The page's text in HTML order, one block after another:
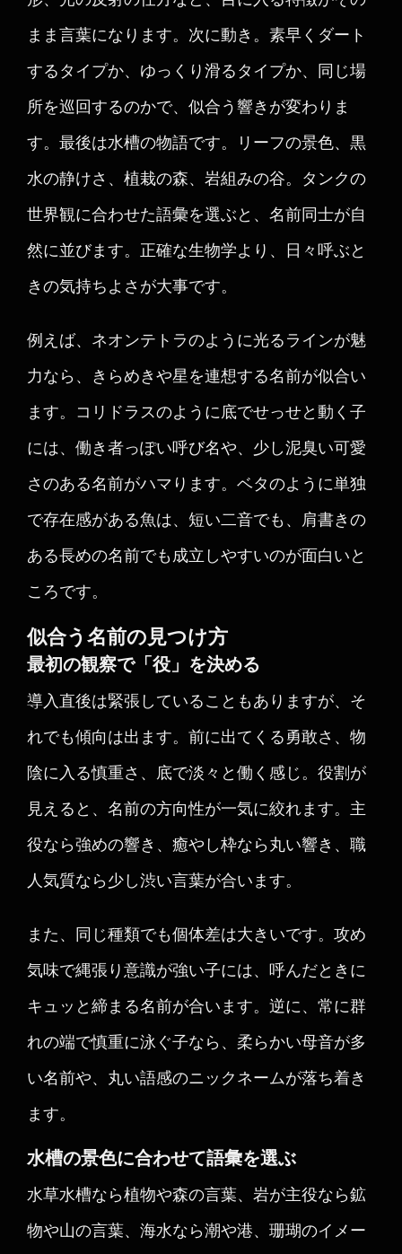
まま言葉になります。次に動き。素早くダート
するタイプか、ゆっくり滑るタイプか、同じ場
所を巡回するのかで、似合う響きが変わりま
す。最後は水槽の物語です。リーフの景色、黒
水の静けさ、植栽の森、岩組みの谷。タンクの
世界観に合わせた語彙を選ぶと、名前同士が自
然に並びます。正確な生物学より、日々呼ぶと
きの気持ちよさが大事です。
例えば、ネオンテトラのように光るラインが魅
力なら、きらめきや星を連想する名前が似合い
ます。コリドラスのように底でせっせと動く子
には、働き者っぽい呼び名や、少し泥臭い可愛
さのある名前がハマります。ベタのように単独
で存在感がある魚は、短い二音でも、肩書きの
ある長めの名前でも成立しやすいのが面白いと
ころです。
似合う名前の見つけ方
最初の観察で「役」を決める
導入直後は緊張していることもありますが、そ
れでも傾向は出ます。前に出てくる勇敢さ、物
陰に入る慎重さ、底で淡々と働く感じ。役割が
見えると、名前の方向性が一気に絞れます。主
役なら強めの響き、癒やし枠なら丸い響き、職
人気質なら少し渋い言葉が合います。
また、同じ種類でも個体差は大きいです。攻め
気味で縄張り意識が強い子には、呼んだときに
キュッと締まる名前が合います。逆に、常に群
れの端で慎重に泳ぐ子なら、柔らかい母音が多
い名前や、丸い語感のニックネームが落ち着き
ます。
水槽の景色に合わせて語彙を選ぶ
水草水槽なら植物や森の言葉、岩が主役なら鉱
物や山の言葉、海水なら潮や港、珊瑚のイメー